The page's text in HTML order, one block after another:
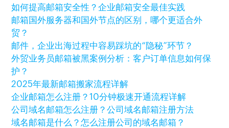
如何提高邮箱安全性？企业邮箱安全最佳实践
邮箱国外服务器和国外节点的区别，哪个更适合外
贸？
邮件，企业出海过程中容易踩坑的“隐秘”环节？
外贸业务员邮箱被黑案例分析：客户订单信息如何保
护？
2025年最新邮箱搬家流程详解
企业邮箱怎么注册？10分钟极速开通流程详解
公司域名邮箱怎么注册？公司域名邮箱注册方法
域名邮箱是什么？怎么注册公司的域名邮箱？